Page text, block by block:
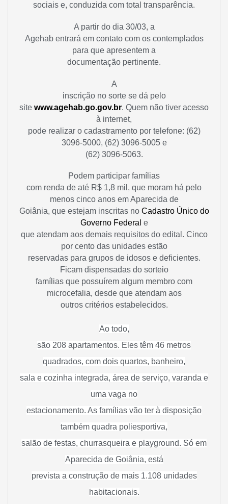
sociais e, conduzida com total transparência.
A partir do dia 30/03, a
Agehab entrará em contato com os contemplados
para que apresentem a
documentação pertinente.
A
inscrição no sorte se dá pelo
site www.agehab.go.gov.br. Quem não tiver acesso
à internet,
pode realizar o cadastramento por telefone: (62)
3096-5000, (62) 3096-5005 e
(62) 3096-5063.
Podem participar famílias
com renda de até R$ 1,8 mil, que moram há pelo
menos cinco anos em Aparecida de
Goiânia, que estejam inscritas no Cadastro Único do
Governo Federal e
que atendam aos demais requisitos do edital. Cinco
por cento das unidades estão
reservadas para grupos de idosos e deficientes.
Ficam dispensadas do sorteio
famílias que possuírem algum membro com
microcefalia, desde que atendam aos
outros critérios estabelecidos.
Ao todo,
são 208 apartamentos. Eles têm 46 metros
quadrados, com dois quartos, banheiro,
sala e cozinha integrada, área de serviço, varanda e
uma vaga no
estacionamento. As famílias vão ter à disposição
também quadra poliesportiva,
salão de festas, churrasqueira e playground. Só em
Aparecida de Goiânia, está
prevista a construção de mais 1.108 unidades
habitacionais.